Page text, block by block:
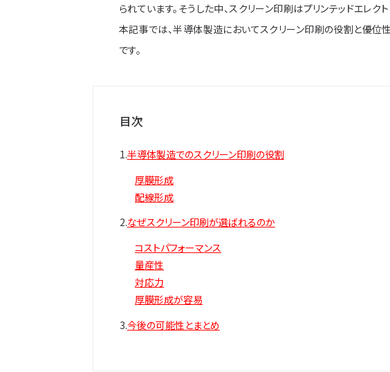
られています。そうした中、スクリーン印刷はプリンテッドエレ
本記事では、半導体製造においてスクリーン印刷の役割と優
です。
目次
半導体製造でのスクリーン印刷の役割
厚膜形成
配線形成
なぜスクリーン印刷が選ばれるのか
コストパフォーマンス
量産性
対応力
厚膜形成が容易
今後の可能性とまとめ